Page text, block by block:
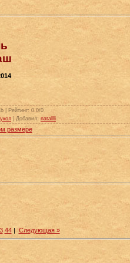
| Рейтинг: 0.0/0
Добавил: natallli
размере
44| Следующая »